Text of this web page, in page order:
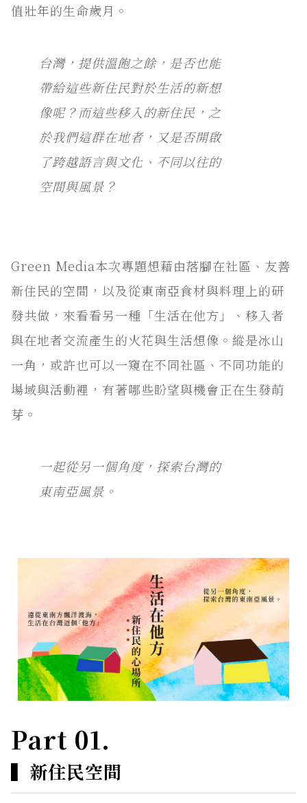
值壯年的生命歲月。
台灣，提供溫飽之餘，是否也能
帶給這些新住民對於生活的新想
像呢？而這些移入的新住民，之
於我們這群在地者，又是否開啟
了跨越語言與文化、不同以往的
空間與風景？
Green Media本次專題想藉由落腳在社區、友善
新住民的空間，以及從東南亞食材與料理上的研
發共做，來看看另一種「生活在他方」、移入者
與在地者交流產生的火花與生活想像。縱是冰山
一角，或許也可以一窺在不同社區、不同功能的
場域與活動裡，有著哪些盼望與機會正在生發萌
芽。
一起從另一個角度，探索台灣的
東南亞風景。
Part 01.
▍ 新住民空間